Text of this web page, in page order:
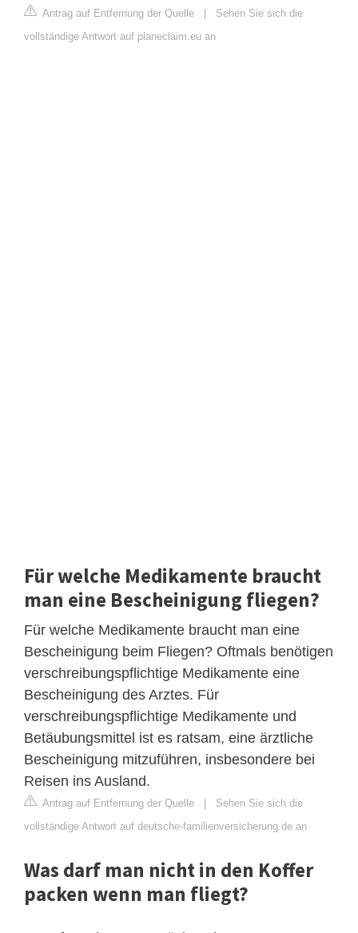
Antrag auf Entfernung der Quelle | Sehen Sie sich die
vollständige Antwort auf planeclaim.eu an
Für welche Medikamente braucht
man eine Bescheinigung fliegen?
Für welche Medikamente braucht man eine
Bescheinigung beim Fliegen? Oftmals benötigen
verschreibungspflichtige Medikamente eine
Bescheinigung des Arztes. Für
verschreibungspflichtige Medikamente und
Betäubungsmittel ist es ratsam, eine ärztliche
Bescheinigung mitzuführen, insbesondere bei
Reisen ins Ausland.
Antrag auf Entfernung der Quelle | Sehen Sie sich die
vollständige Antwort auf deutsche-familienversicherung.de an
Was darf man nicht in den Koffer
packen wenn man fliegt?